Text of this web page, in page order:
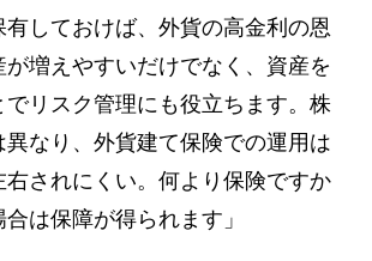
有しておけば、外貨の高金利の恩
増えやすいだけでなく、資産を
リスク管理にも役立ちます。株
なり、外貨建て保険での運用は
されにくい。何より保険ですか
は保障が得られます」